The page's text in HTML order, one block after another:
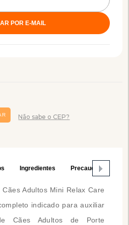
Não sabe o CEP?
Ingredientes Precauções
Adultos Mini Relax Care
indicado para auxiliar
Cães Adultos de Porte